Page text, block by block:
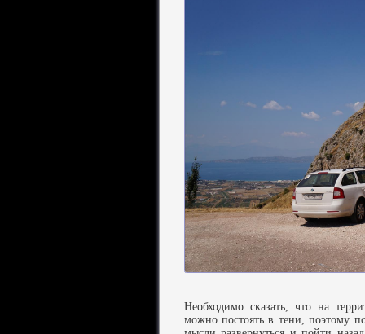
Необходимо сказать, что на
можно постоять в тени, поэтому